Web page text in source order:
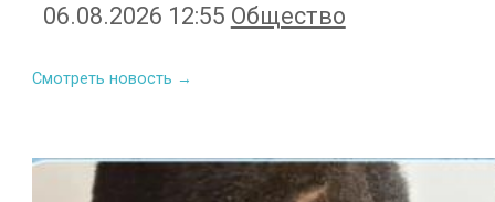
06.08.2026 12:55 Общество
Смотреть новость →